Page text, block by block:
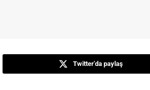
Twitter'da paylaş